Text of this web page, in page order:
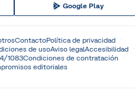
Google Play
ContactoPolítica de privacidad
de usoAviso legalAccesibilidad
1083Condiciones de contratación
editoriales